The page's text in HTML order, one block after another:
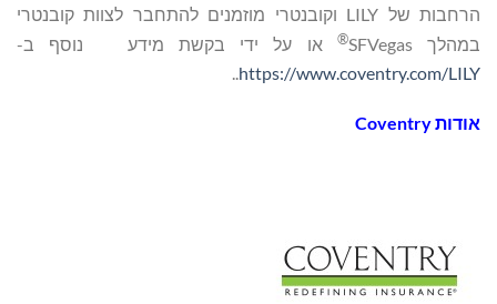
הרחבות של LILY וקובנטרי מוזמנים להתחבר לצוות קובנטרי
במהלך SFVegas
®
או על ידי בקשת מידע נוסף ב-
https://www.coventry.com/LILY
אודותCoventry